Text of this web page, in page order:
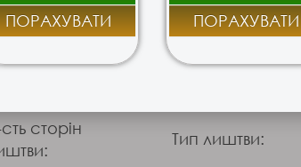
ПОРАХУВАТИ ПОРАХУВАТИ
сторін
Тип лиштви: